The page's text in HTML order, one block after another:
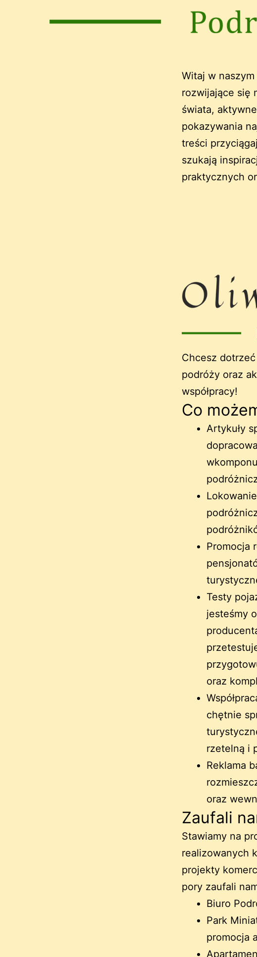
Witaj w
rozwijające się
świata,
pokazywania
treści
szukają
praktycznych
Chcesz
podróży oraz
współpracy!
Co
Artykuły
Promocja
Testy
jesteśmy
oraz
chętnie
rzetelną i
Reklama
oraz
Zaufali
Stawiamy na
realizowanych
projekty
pory zaufali
Biuro
Park
promocja